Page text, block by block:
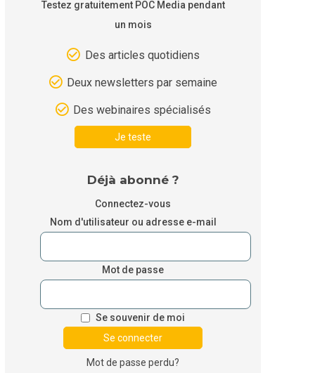
Testez gratuitement POC Media pendant
un mois
Des articles quotidiens
Deux newsletters par semaine
Des webinaires spécialisés
Je teste
Déjà abonné ?
Connectez-vous
Nom d'utilisateur ou adresse e-mail
Mot de passe
Se souvenir de moi
Mot de passe perdu?